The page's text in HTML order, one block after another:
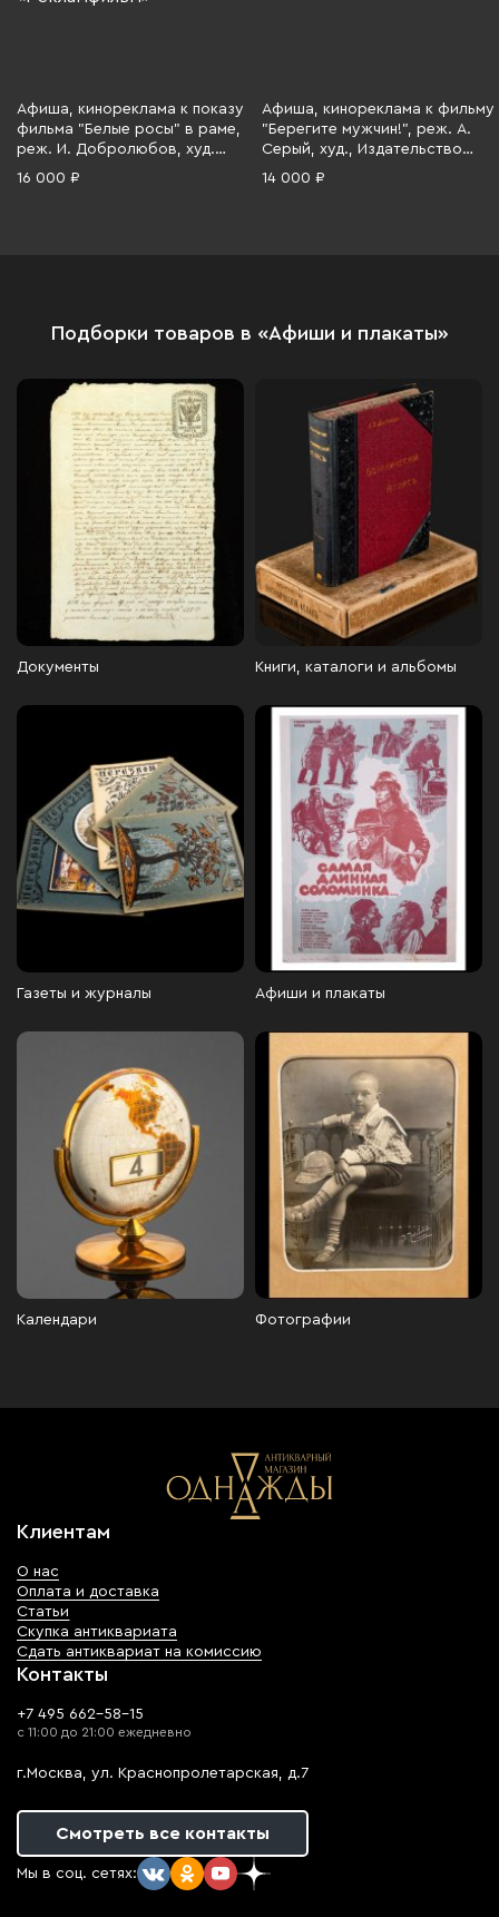
Афиша, кинореклама к показу
фильма "Белые росы" в раме,
реж. И. Добролюбов, худ.
В.Щербаков, Издательство
16 000 ₽
Афиша, кинореклама к фильму
"Берегите мужчин!", реж. А.
Серый, худ., Издательство
«Рекламфильм», бумага,
14 000 ₽
Подборки товаров в «Афиши и плакаты»
Документы Книги, каталоги и альбомы
Газеты и журналы Афиши и плакаты
Календари Фотографии
Клиентам
О нас
Оплата и доставка
Статьи
Скупка антиквариата
Сдать антиквариат на комиссию
Контакты
+7 495 662-58-15
с 11:00 до 21:00 ежедневно
г.Москва, ул. Краснопролетарская, д.7
Смотреть все контакты
Мы в соц. сетях: